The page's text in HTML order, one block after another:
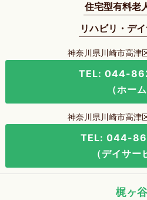
住宅型有料老
リハビリ・デ
神奈川県川崎市高
TEL: 044-
（ホーム
神奈川県川崎市高
TEL: 044-
（デイサー
梶ヶ谷